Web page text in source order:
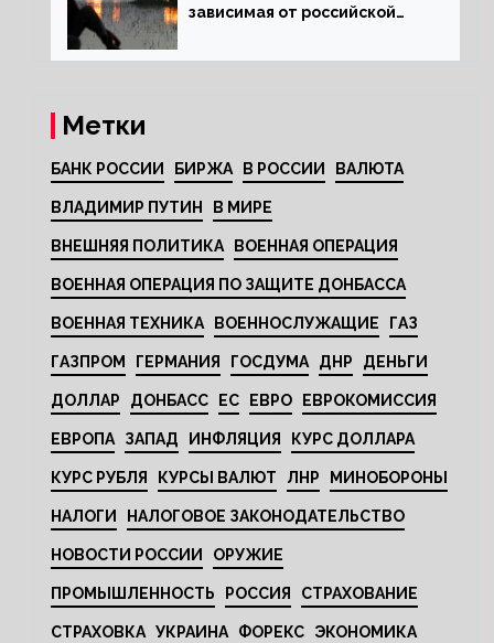
зависимая от российской
Метки
БАНК РОССИИ БИРЖА В РОССИИ ВАЛЮТА
ВЛАДИМИР ПУТИН В МИРЕ
ВНЕШНЯЯ ПОЛИТИКА ВОЕННАЯ ОПЕРАЦИЯ
ВОЕННАЯ ОПЕРАЦИЯ ПО ЗАЩИТЕ ДОНБАССА
ВОЕННАЯ ТЕХНИКА ВОЕННОСЛУЖАЩИЕ ГАЗ
ГАЗПРОМ ГЕРМАНИЯ ГОСДУМА ДНР ДЕНЬГИ
ДОЛЛАР ДОНБАСС ЕС ЕВРО ЕВРОКОМИССИЯ
ЕВРОПА ЗАПАД ИНФЛЯЦИЯ КУРС ДОЛЛАРА
КУРС РУБЛЯ КУРСЫ ВАЛЮТ ЛНР МИНОБОРОНЫ
НАЛОГИ НАЛОГОВОЕ ЗАКОНОДАТЕЛЬСТВО
НОВОСТИ РОССИИ ОРУЖИЕ
ПРОМЫШЛЕННОСТЬ РОССИЯ СТРАХОВАНИЕ
СТРАХОВКА УКРАИНА ФОРЕКС ЭКОНОМИКА